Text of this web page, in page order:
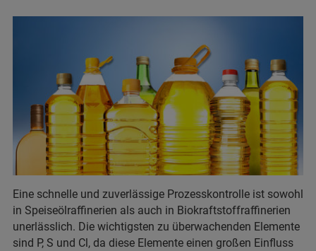
Eine schnelle und zuverlässige Prozesskontrolle ist sowohl
in Speiseölraffinerien als auch in Biokraftstoffraffinerien
unerlässlich. Die wichtigsten zu überwachenden Elemente
sind P, S und Cl, da diese Elemente einen großen Einfluss